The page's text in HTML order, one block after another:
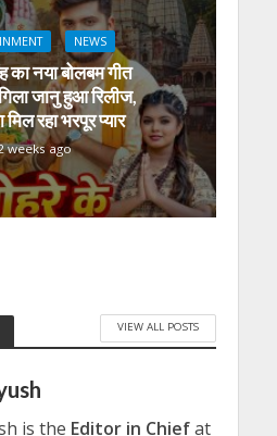
NEWS
का नया बोलबम गीत
जानु हुआ रिलीज,
रहा भरपूर प्यार
weeks ago
VIEW ALL POSTS
is the Editor in Chiefat